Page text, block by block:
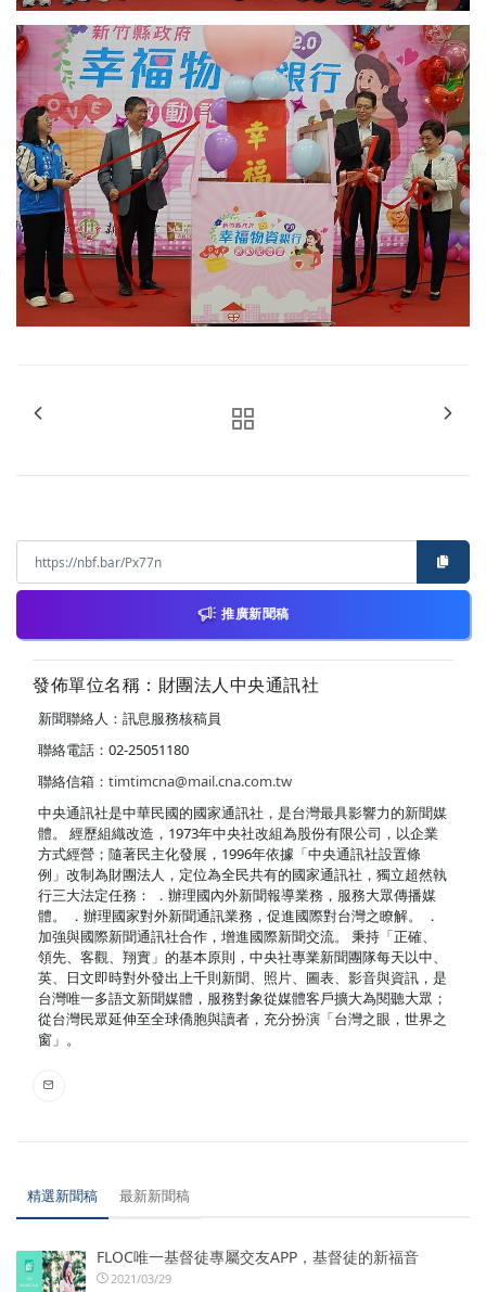
推廣新聞稿
發佈單位名稱：財團法人中央通訊社
新聞聯絡人：訊息服務核稿員
聯絡電話：02-25051180
聯絡信箱： timtimcna@mail.cna.com.tw
中央通訊社是中華民國的國家通訊社，是台灣最具影響力的新聞媒
體。 經歷組織改造，1973年中央社改組為股份有限公司，以企業
方式經營；隨著民主化發展，1996年依據「中央通訊社設置條
例」改制為財團法人，定位為全民共有的國家通訊社，獨立超然執
行三大法定任務： ．辦理國內外新聞報導業務，服務大眾傳播媒
體。 ．辦理國家對外新聞通訊業務，促進國際對台灣之瞭解。 ．
加強與國際新聞通訊社合作，增進國際新聞交流。 秉持「正確、
領先、客觀、翔實」的基本原則，中央社專業新聞團隊每天以中、
英、日文即時對外發出上千則新聞、照片、圖表、影音與資訊，是
台灣唯一多語文新聞媒體，服務對象從媒體客戶擴大為閱聽大眾；
從台灣民眾延伸至全球僑胞與讀者，充分扮演「台灣之眼，世界之
窗」。
精選新聞稿 最新新聞稿
FLOC唯一基督徒專屬交友APP，基督徒的新福音
2021/03/29